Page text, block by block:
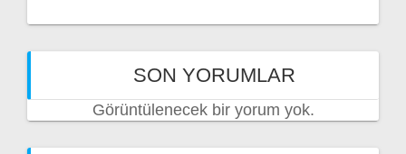
SON YORUMLAR
Görüntülenecek bir yorum yok.